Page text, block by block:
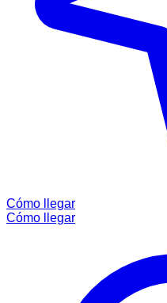
Cómo llegar
Cómo llegar